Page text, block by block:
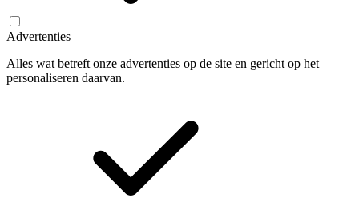
Advertenties
Alles wat betreft onze advertenties op de site en gericht op het
personaliseren daarvan.